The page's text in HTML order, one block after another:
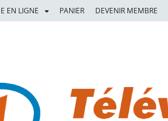
EN LIGNE PANIER DEVENIR MEMBRE